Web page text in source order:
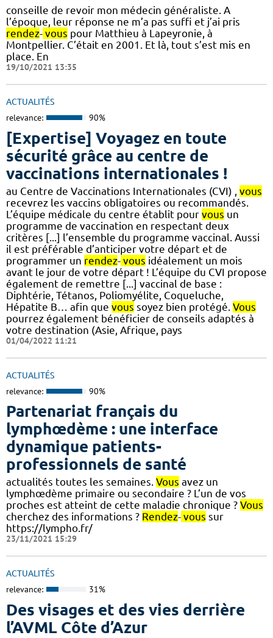
conseille de revoir mon médecin généraliste. A
l’époque, leur réponse ne m’a pas suffi et j’ai pris
rendez- vous pour Matthieu à Lapeyronie, à
Montpellier. C’était en 2001. Et là, tout s’est mis en
place. En
19/10/2021 13:35
ACTUALITÉS
relevance: 90%
[Expertise] Voyagez en toute
sécurité grâce au centre de
vaccinations internationales !
au Centre de Vaccinations Internationales (CVI) , vous
recevrez les vaccins obligatoires ou recommandés.
L’équipe médicale du centre établit pour vous un
programme de vaccination en respectant deux
critères [...] l’ensemble du programme vaccinal. Aussi
il est préférable d’anticiper votre départ et de
programmer un rendez- vous idéalement un mois
avant le jour de votre départ ! L’équipe du CVI propose
également de remettre [...] vaccinal de base :
Diphtérie, Tétanos, Poliomyélite, Coqueluche,
Hépatite B… afin que vous soyez bien protégé. Vous
pourrez également bénéficier de conseils adaptés à
votre destination (Asie, Afrique, pays
01/04/2022 11:21
ACTUALITÉS
relevance: 90%
Partenariat français du
lymphœdème : une interface
dynamique patients-
professionnels de santé
actualités toutes les semaines. Vous avez un
lymphœdème primaire ou secondaire ? L’un de vos
proches est atteint de cette maladie chronique ? Vous
cherchez des informations ? Rendez- vous sur
https://lympho.fr/
23/11/2021 15:29
ACTUALITÉS
relevance: 31%
Des visages et des vies derrière
l’AVML Côte d’Azur